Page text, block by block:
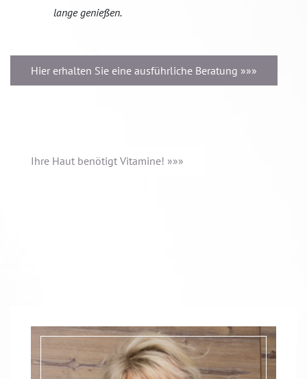
lange genießen.
Hier erhalten Sie eine ausführliche Beratung »»»
Ihre Haut benötigt Vitamine! »»»